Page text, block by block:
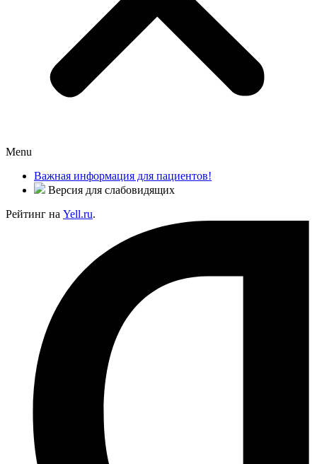
Menu
Важная информация для пациентов!
Версия для слабовидящих
Рейтинг на Yell.ru.